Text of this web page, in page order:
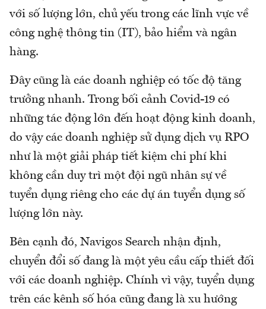
với số lượng lớn, chủ yếu trong các lĩnh vực về
công nghệ thông tin (IT), bảo hiểm và ngân
hàng.
Đây cũng là các doanh nghiệp có tốc độ tăng
trưởng nhanh. Trong bối cảnh Covid-19 có
những tác động lớn đến hoạt động kinh doanh,
do vậy các doanh nghiệp sử dụng dịch vụ RPO
như là một giải pháp tiết kiệm chi phí khi
không cần duy trì một đội ngũ nhân sự về
tuyển dụng riêng cho các dự án tuyển dụng số
lượng lớn này.
Bên cạnh đó, Navigos Search nhận định,
chuyển đổi số đang là một yêu cầu cấp thiết đối
với các doanh nghiệp. Chính vì vậy, tuyển dụng
trên các kênh số hóa cũng đang là xu hướng